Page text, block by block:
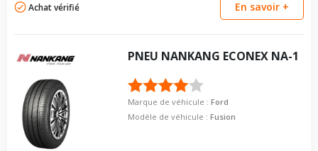
boulon
Pour la visserie, afin de garantir une parfaite compatibilité, nous
vous conseillons de contacter directement le constructeur.
Type de boulon
Taille de la tête de boulon
19
Force de rotation du
boulon
110
Pour la visserie, afin de garantir une parfaite compatibilité, nous
vous conseillons de contacter directement le constructeur.
Achat vérifié En savoir +
PNEU NANKANG ECONEX NA-1
Marque de véhicule : Ford
Modèle de véhicule : Fusion